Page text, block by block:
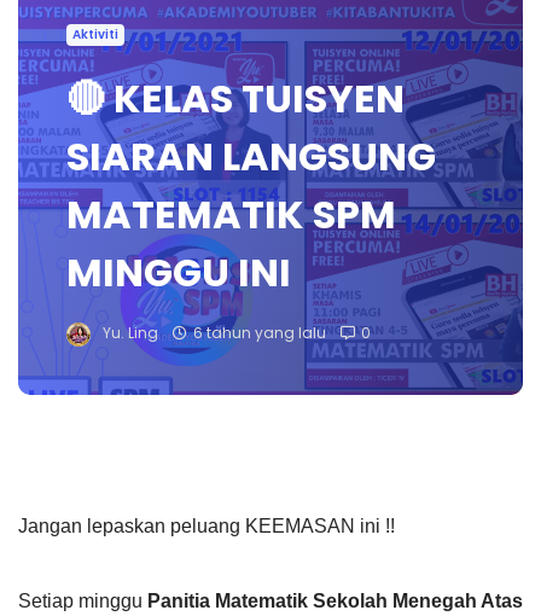
Aktiviti
🔴 KELAS TUISYEN
SIARAN LANGSUNG
MATEMATIK SPM
MINGGU INI
Yu. Ling 6 tahun yang lalu 0
Jangan lepaskan peluang KEEMASAN ini !!
Setiap minggu Panitia Matematik Sekolah Menegah Atas